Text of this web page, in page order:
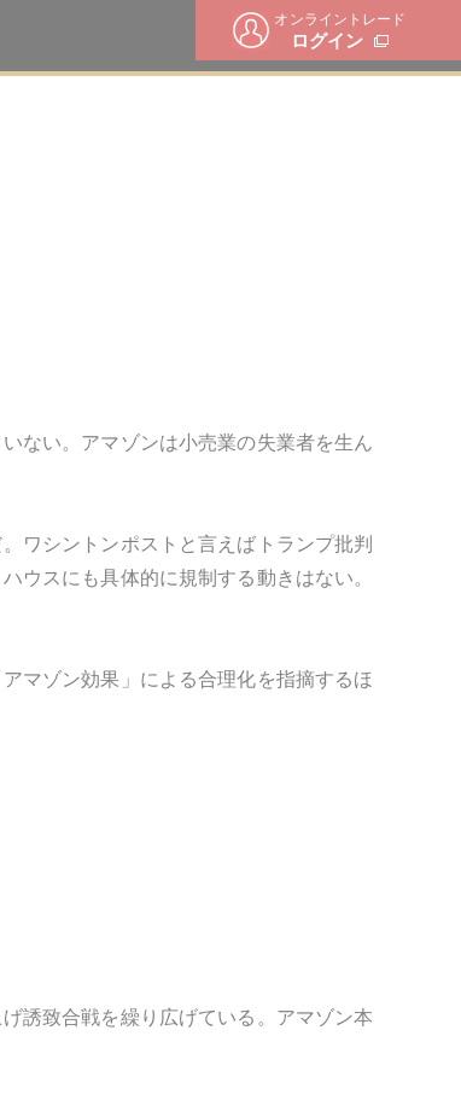
オンライントレード
ログイン
ない。アマゾンは小売業の失業者を生ん
ワシントンポストと言えばトランプ批判
ウスにも具体的に規制する動きはない。
マゾン効果」による合理化を指摘するほ
誘致合戦を繰り広げている。アマゾン本